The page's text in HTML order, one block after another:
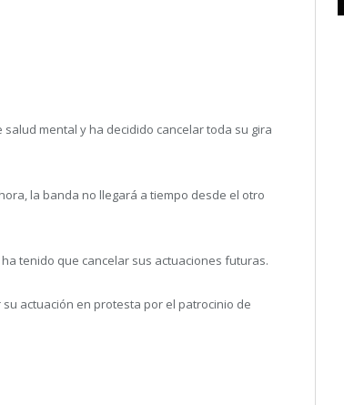
mental y ha decidido cancelar toda su gira
la banda no llegará a tiempo desde el otro
tenido que cancelar sus actuaciones futuras.
actuación en protesta por el patrocinio de